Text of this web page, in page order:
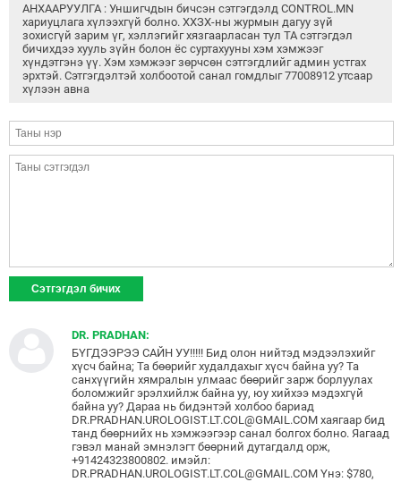
АНХААРУУЛГА : Уншигчдын бичсэн сэтгэгдэлд CONTROL.MN
хариуцлага хүлээхгүй болно. ХХЗХ-ны журмын дагуу зүй
зохисгүй зарим үг, хэллэгийг хязгаарласан тул ТА сэтгэгдэл
бичихдээ хууль зүйн болон ёс суртахууны хэм хэмжээг
хүндэтгэнэ үү. Хэм хэмжээг зөрчсөн сэтгэгдлийг админ устгах
эрхтэй. Сэтгэгдэлтэй холбоотой санал гомдлыг 77008912 утсаар
хүлээн авна
DR. PRADHAN:
БҮГДЭЭРЭЭ САЙН УУ!!!!! Бид олон нийтэд мэдээлэхийг
хүсч байна; Та бөөрийг худалдахыг хүсч байна уу? Та
санхүүгийн хямралын улмаас бөөрийг зарж борлуулах
боломжийг эрэлхийлж байна уу, юу хийхээ мэдэхгүй
байна уу? Дараа нь бидэнтэй холбоо бариад
DR.PRADHAN.UROLOGIST.LT.COL@GMAIL.COM хаягаар бид
танд бөөрнийх нь хэмжээгээр санал болгох болно. Яагаад
гэвэл манай эмнэлэгт бөөрний дутагдалд орж,
+91424323800802. имэйл:
DR.PRADHAN.UROLOGIST.LT.COL@GMAIL.COM Yнэ: $780,